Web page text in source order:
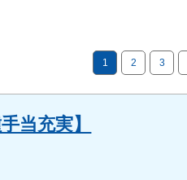
1 2 3
当充実】